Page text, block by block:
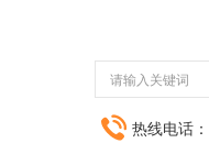
热线电话：